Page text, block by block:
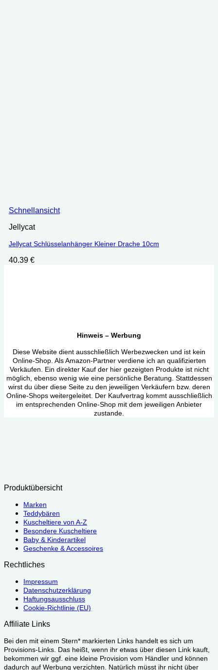
Schnellansicht
Jellycat
Jellycat Schlüsselanhänger Kleiner Drache 10cm
40.39 €
Hinweis – Werbung
Diese Website dient ausschließlich Werbezwecken und ist kein
Online-Shop. Als Amazon-Partner verdiene ich an qualifizierten
Verkäufen. Ein direkter Kauf der hier gezeigten Produkte ist nicht
möglich, ebenso wenig wie eine persönliche Beratung. Stattdessen
wirst du über diese Seite zu den jeweiligen Verkäufern bzw. deren
Online-Shops weitergeleitet. Der Kaufvertrag kommt ausschließlich
im entsprechenden Online-Shop mit dem jeweiligen Anbieter
zustande.
Produktübersicht
Marken
Teddybären
Kuscheltiere von A-Z
Besondere Kuscheltiere
Baby & Kinderartikel
Geschenke & Accessoires
Rechtliches
Impressum
Datenschutzerklärung
Haftungsausschluss
Cookie-Richtlinie (EU)
Affiliate Links
Bei den mit einem Stern* markierten Links handelt es sich um
Provisions-Links. Das heißt, wenn ihr etwas über diesen Link kauft,
bekommen wir ggf. eine kleine Provision vom Händler und können
dadurch auf Werbung verzichten. Natürlich müsst ihr nicht über